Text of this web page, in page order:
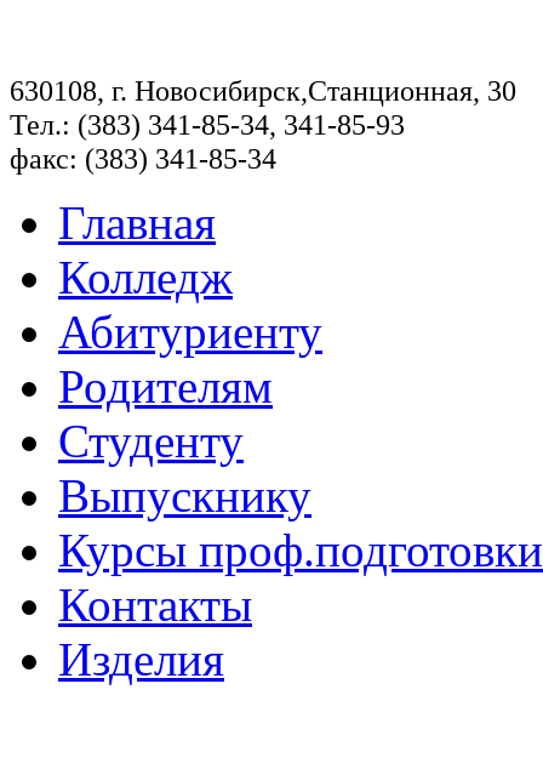
630108, г. Новосибирск,Станционная, 30
Тел.: (383) 341-85-34, 341-85-93
факс: (383) 341-85-34
Главная
Колледж
Абитуриенту
Родителям
Студенту
Выпускнику
Курсы проф.подготовки
Контакты
Изделия